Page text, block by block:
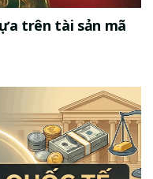
trên tài sản mã